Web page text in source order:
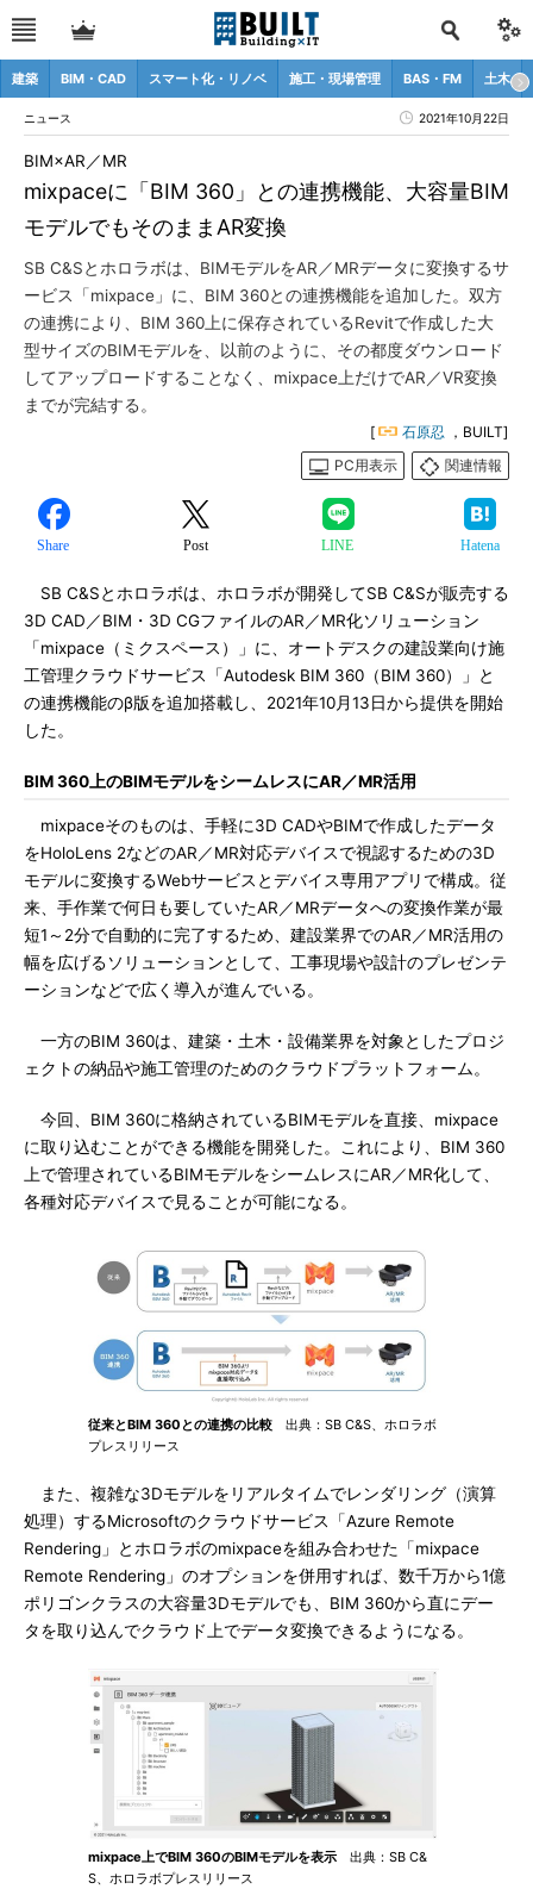
建築 BIM・CAD スマート化・リノベ 施工・現場管理 BAS・FM 土木
ニュース 2021年10月22日
mixpaceに「BIM 360」との連携機能、大容量BIM
モデルでもそのままAR変換
BIM×AR／MR
SB C&Sとホロラボは、BIMモデルをAR／MRデータに変換するサ
ービス「mixpace」に、BIM 360との連携機能を追加した。双方
の連携により、BIM 360上に保存されているRevitで作成した大
型サイズのBIMモデルを、以前のように、その都度ダウンロード
してアップロードすることなく、mixpace上だけでAR／VR変換
までが完結する。
[ 石原忍 ，BUILT]
PC用表示
関連情報
Share Post LINE Hatena
SB C&Sとホロラボは、ホロラボが開発してSB C&Sが販売する
3D CAD／BIM・3D CGファイルのAR／MR化ソリューション
「mixpace（ミクスペース）」に、オートデスクの建設業向け施
工管理クラウドサービス「Autodesk BIM 360（BIM 360）」と
の連携機能のβ版を追加搭載し、2021年10月13日から提供を開始
した。
BIM 360上のBIMモデルをシームレスにAR／MR活用
mixpaceそのものは、手軽に3D CADやBIMで作成したデータ
をHoloLens 2などのAR／MR対応デバイスで視認するための3D
モデルに変換するWebサービスとデバイス専用アプリで構成。従
来、手作業で何日も要していたAR／MRデータへの変換作業が最
短1～2分で自動的に完了するため、建設業界でのAR／MR活用の
幅を広げるソリューションとして、工事現場や設計のプレゼンテ
ーションなどで広く導入が進んでいる。
一方のBIM 360は、建築・土木・設備業界を対象としたプロジ
ェクトの納品や施工管理のためのクラウドプラットフォーム。
今回、BIM 360に格納されているBIMモデルを直接、mixpace
に取り込むことができる機能を開発した。これにより、BIM 360
上で管理されているBIMモデルをシームレスにAR／MR化して、
各種対応デバイスで見ることが可能になる。
従来とBIM 360との連携の比較 出典：SB C&S、ホロラボ
プレスリリース
また、複雑な3Dモデルをリアルタイムでレンダリング（演算
処理）するMicrosoftのクラウドサービス「Azure Remote
Rendering」とホロラボのmixpaceを組み合わせた「mixpace
Remote Rendering」のオプションを併用すれば、数千万から1億
ポリゴンクラスの大容量3Dモデルでも、BIM 360から直にデー
タを取り込んでクラウド上でデータ変換できるようになる。
mixpace上でBIM 360のBIMモデルを表示 出典：SB C&
S、ホロラボプレスリリース